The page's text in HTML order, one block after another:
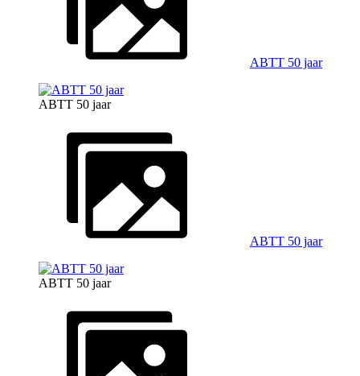
ABTT 50 jaar
ABTT 50 jaar
ABTT 50 jaar
ABTT 50 jaar